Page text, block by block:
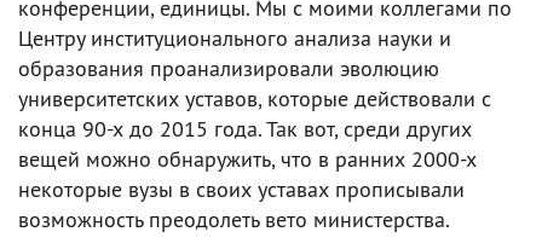
конференции, единицы. Мы с моими коллегами по
Центру институционального анализа науки и
образования проанализировали эволюцию
университетских уставов, которые действовали с
конца 90-х до 2015 года. Так вот, среди других
вещей можно обнаружить, что в ранних 2000-х
некоторые вузы в своих уставах прописывали
возможность преодолеть вето министерства.